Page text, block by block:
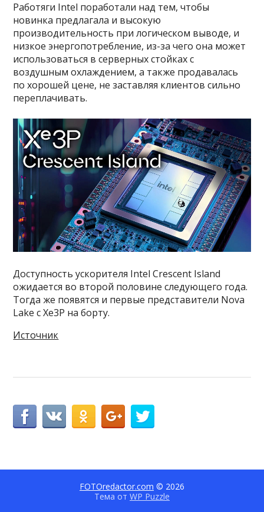
Работяги Intel поработали над тем, чтобы
новинка предлагала и высокую
производительность при логическом выводе, и
низкое энергопотребление, из-за чего она может
использоваться в серверных стойках с
воздушным охлаждением, а также продавалась
по хорошей цене, не заставляя клиентов сильно
переплачивать.
Доступность ускорителя Intel Crescent Island
ожидается во второй половине следующего года.
Тогда же появятся и первые представители Nova
Lake с Xe3P на борту.
Источник
FOTOredactor.com © 2026
Тема от WP Puzzle